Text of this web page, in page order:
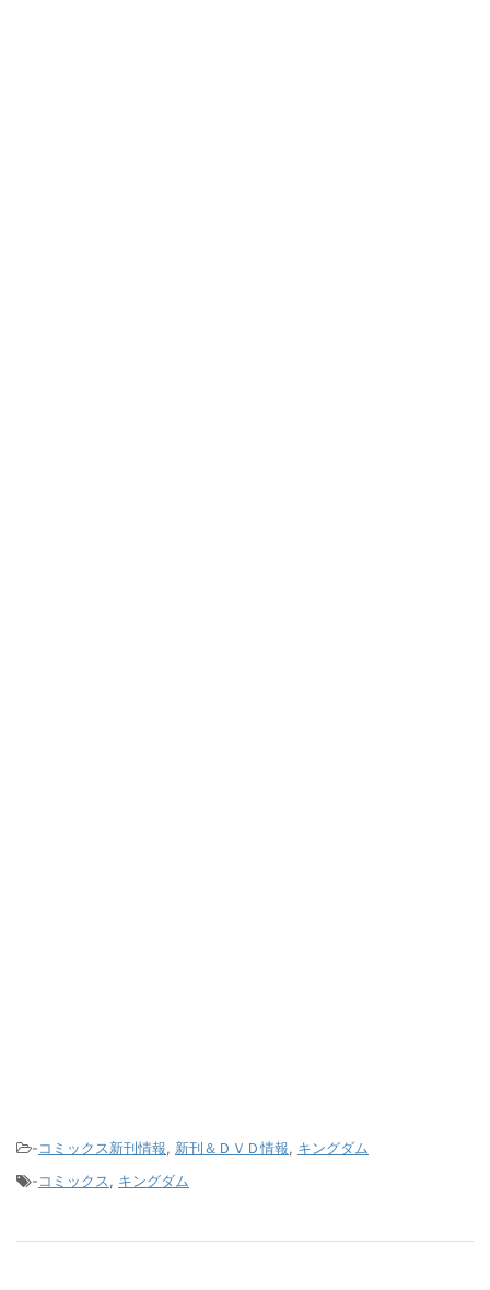
-コミックス新刊情報, 新刊＆ＤＶＤ情報, キングダム
-コミックス, キングダム